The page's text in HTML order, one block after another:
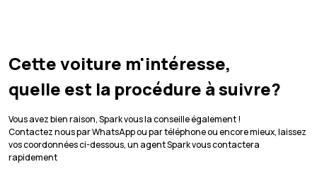
Cette voiture m'intéresse,
quelle est la procédure à suivre?
Vous avez bien raison, Spark vous la conseille également !
Contactez nous par WhatsApp ou par téléphone ou encore mieux, laissez
vos coordonnées ci-dessous, un agent Spark vous contactera
rapidement